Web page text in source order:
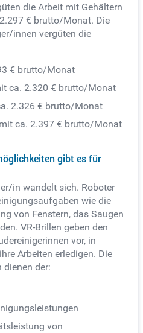
die Arbeit mit Gehältern
€ brutto/Monat. Die
innen vergüten die
€ brutto/Monat
ca. 2.320 € brutto/Monat
2.326 € brutto/Monat
ca. 2.397 € brutto/Monat
gibt es für
in wandelt sich. Roboter
wie die
von Fenstern, das Saugen
VR-Brillen geben den
vor, in
Arbeiten erledigen. Die
dienen der:
von